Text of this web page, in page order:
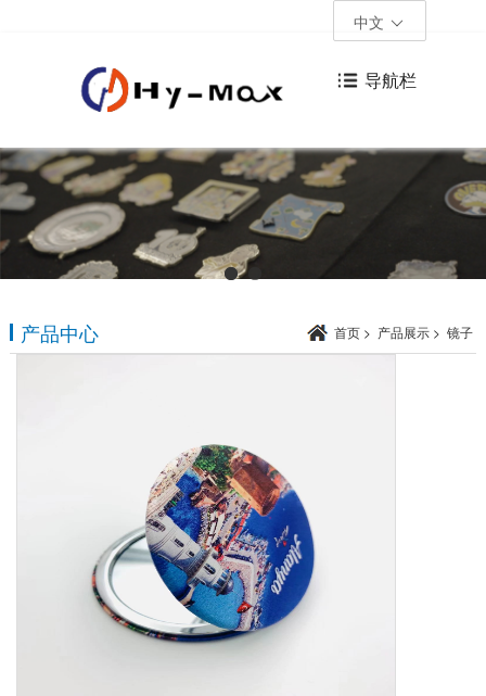
中文
导航栏
产品中心 首页 > 产品展示 > 镜子